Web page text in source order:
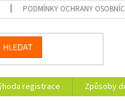
PODMÍNKY OCHRANY
HLEDAT
registrace
Způsoby